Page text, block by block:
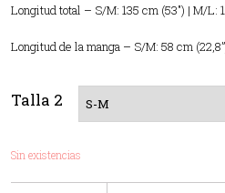
Longitud total – S/M: 135 cm (53″) | M/L:
Longitud de la manga – S/M: 58 cm
Talla 2
Sin existencias